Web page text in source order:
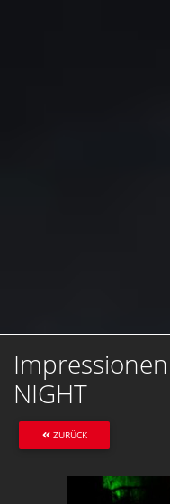
Impressionen
NIGHT
ZURÜCK